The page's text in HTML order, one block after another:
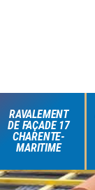
RAVALEMENT
DE FAÇADE 17
CHARENTE-
MARITIME